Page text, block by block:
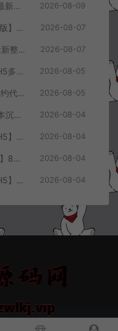
三网H5游戏【萌斗三国H5】8月最新整理Win一键服务端+GM充值后台+简易安卓客户端+详细搭建教程+视频教程 2026-08-09
三网H5游戏【九州长生衍H5内购版】8月最新整理Linux手工服务端+管理后台+GM授权后台+简易安卓客户端+详细搭建教程+视频教程 2026-08-07
MT3换皮MH【大梦一场2】8月最新整理Linux手工服务端+源码+管理后台+安卓苹果双端+详细搭建教程+视频教程 2026-08-07
三网H5宫斗养成游戏【盛世芳華H5多区跨服代金券内购优化版】8月最新整理Linux手工服务端+CDK授权后台+全资源安卓+详细搭建教程+视频教程 2026-08-05
AFK卡牌即时对战手游【加德尔契约代金券内购修复版】8月最新整理Linux手工服务端+前后端全套源码+CDK授权后台+安卓苹果双端+详细搭建教程+视频教程 2026-08-05
RED三端引擎传奇手游【2003我本沉默三职业】8月最新整理Win一键服务端+PC安卓+详细搭建教程 2026-08-04
三网H5格斗游戏【热血校园威龙H5】8月最新整理Linux手工服务端+Win一键服务端+解压即玩+简易安卓客户端+详细搭建教程 2026-08-04
三网H5射击游戏【战场小指挥H5】8月最新整理Linux手工服务端+Win一键服务端+解压即玩+简易安卓客户端+详细搭建教程 2026-08-04
三网H5模拟经营游戏【猴子集市H5】8月最新整理Linux手工服务端+Win一键服务端+解压即玩+简易安卓客户端+详细搭建教程 2026-08-04
冷雨泽 豫